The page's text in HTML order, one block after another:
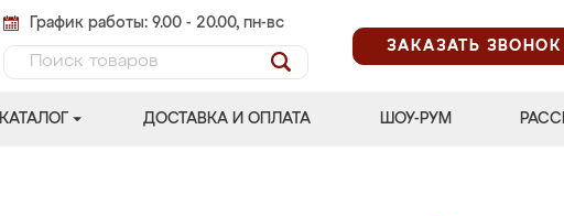
График работы: 9.00 - 20.00, пн-вс
ЗАКАЗАТЬ ЗВОНОК
КАТАЛОГ ДОСТАВКА И ОПЛАТА ШОУ-РУМ